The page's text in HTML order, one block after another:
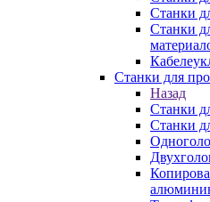
Станки
Станки
Станки для
Назад
Станки
Станки